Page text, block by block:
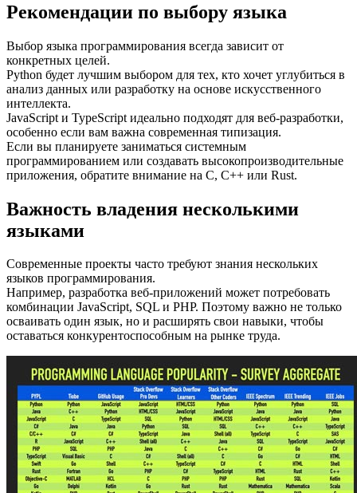
Рекомендации по выбору языка
Выбор языка программирования всегда зависит от
конкретных целей.
Python будет лучшим выбором для тех, кто хочет углубиться в
анализ данных или разработку на основе искусственного
интеллекта.
JavaScript и TypeScript идеально подходят для веб-разработки,
особенно если вам важна современная типизация.
Если вы планируете заниматься системным
программированием или создавать высокопроизводительные
приложения, обратите внимание на C, C++ или Rust.
Важность владения несколькими
языками
Современные проекты часто требуют знания нескольких
языков программирования.
Например, разработка веб-приложений может потребовать
комбинации JavaScript, SQL и PHP. Поэтому важно не только
осваивать один язык, но и расширять свои навыки, чтобы
оставаться конкурентоспособным на рынке труда.